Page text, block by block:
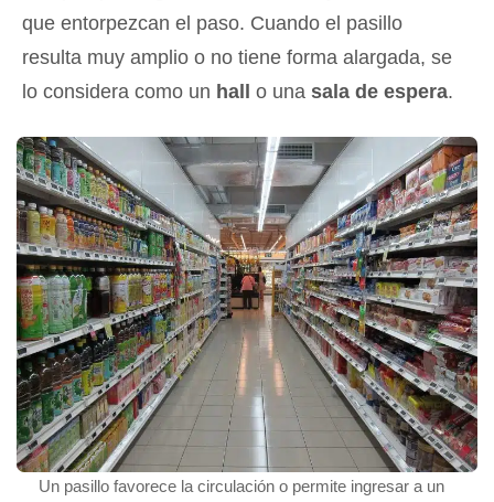
que entorpezcan el paso. Cuando el pasillo
resulta muy amplio o no tiene forma alargada, se
lo considera como un hall o una sala de espera.
Un pasillo favorece la circulación o permite ingresar a un